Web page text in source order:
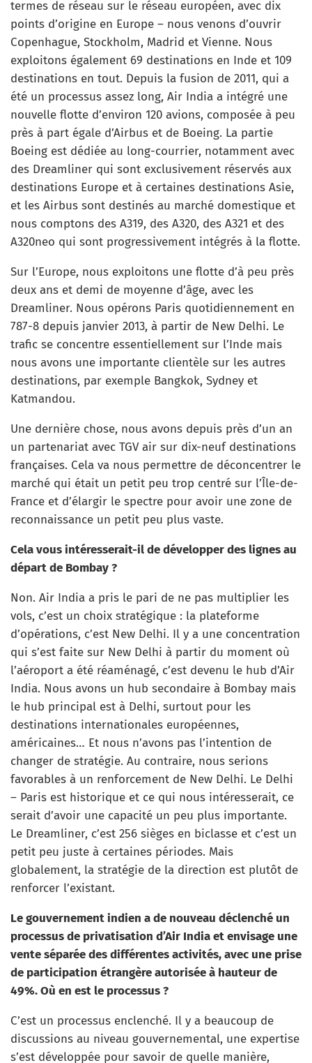
termes de réseau sur le réseau européen, avec dix
points d’origine en Europe – nous venons d’ouvrir
Copenhague, Stockholm, Madrid et Vienne. Nous
exploitons également 69 destinations en Inde et 109
destinations en tout. Depuis la fusion de 2011, qui a
été un processus assez long, Air India a intégré une
nouvelle flotte d’environ 120 avions, composée à peu
près à part égale d’Airbus et de Boeing. La partie
Boeing est dédiée au long-courrier, notamment avec
des Dreamliner qui sont exclusivement réservés aux
destinations Europe et à certaines destinations Asie,
et les Airbus sont destinés au marché domestique et
nous comptons des A319, des A320, des A321 et des
A320neo qui sont progressivement intégrés à la flotte.
Sur l’Europe, nous exploitons une flotte d’à peu près
deux ans et demi de moyenne d’âge, avec les
Dreamliner. Nous opérons Paris quotidiennement en
787-8 depuis janvier 2013, à partir de New Delhi. Le
trafic se concentre essentiellement sur l’Inde mais
nous avons une importante clientèle sur les autres
destinations, par exemple Bangkok, Sydney et
Katmandou.
Une dernière chose, nous avons depuis près d’un an
un partenariat avec TGV air sur dix-neuf destinations
françaises. Cela va nous permettre de déconcentrer le
marché qui était un petit peu trop centré sur l’Île-de-
France et d’élargir le spectre pour avoir une zone de
reconnaissance un petit peu plus vaste.
Cela vous intéresserait-il de développer des lignes au
départ de Bombay ?
Non. Air India a pris le pari de ne pas multiplier les
vols, c’est un choix stratégique : la plateforme
d’opérations, c’est New Delhi. Il y a une concentration
qui s’est faite sur New Delhi à partir du moment où
l’aéroport a été réaménagé, c’est devenu le hub d’Air
India. Nous avons un hub secondaire à Bombay mais
le hub principal est à Delhi, surtout pour les
destinations internationales européennes,
américaines… Et nous n’avons pas l’intention de
changer de stratégie. Au contraire, nous serions
favorables à un renforcement de New Delhi. Le Delhi
– Paris est historique et ce qui nous intéresserait, ce
serait d’avoir une capacité un peu plus importante.
Le Dreamliner, c’est 256 sièges en biclasse et c’est un
petit peu juste à certaines périodes. Mais
globalement, la stratégie de la direction est plutôt de
renforcer l’existant.
Le gouvernement indien a de nouveau déclenché un
processus de privatisation d’Air India et envisage une
vente séparée des différentes activités, avec une prise
de participation étrangère autorisée à hauteur de
49%. Où en est le processus ?
C’est un processus enclenché. Il y a beaucoup de
discussions au niveau gouvernemental, une expertise
s’est développée pour savoir de quelle manière,